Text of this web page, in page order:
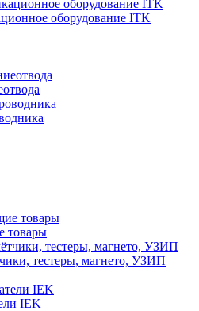
оборудование ITK
товары
тестеры, магнето, УЗИП
IEK